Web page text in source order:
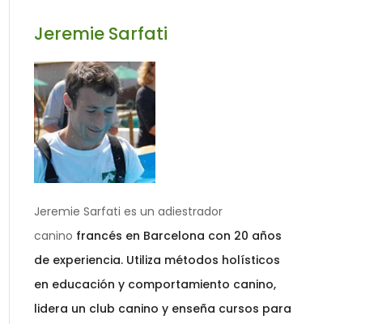
Jeremie Sarfati
Jeremie Sarfati es un adiestrador
canino francés en Barcelona con 20 años
de experiencia. Utiliza métodos holísticos
en educación y comportamiento canino,
lidera un club canino y enseña cursos para